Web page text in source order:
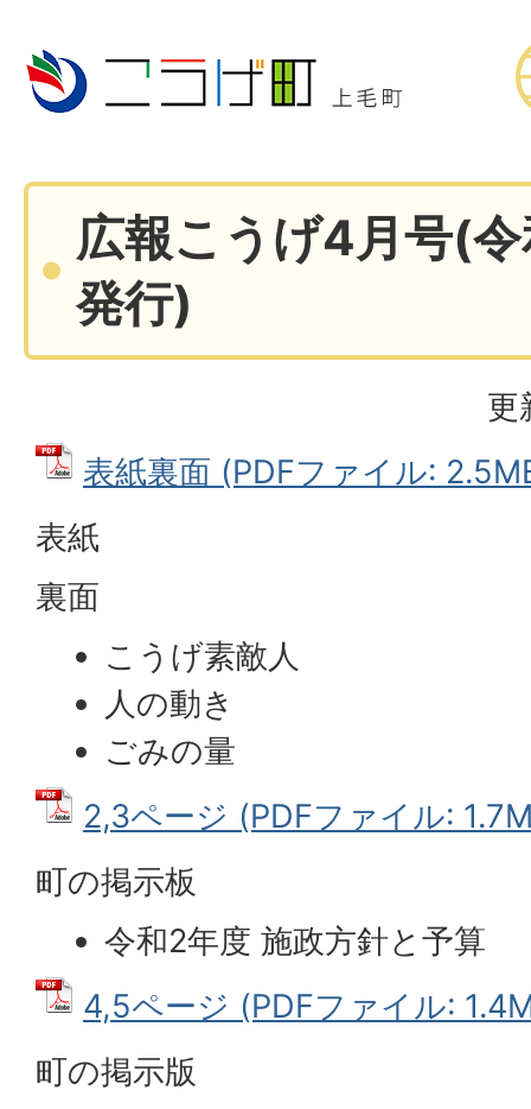
広報こうげ4月号(
発行)
更
表紙裏面 (PDFファイル:
表紙
裏面
こうげ素敵人
人の動き
ごみの量
2,3ページ (PDFファイル:
町の掲示板
令和2年度 施政方針と予算
4,5ページ (PDFファイル:
町の掲示版